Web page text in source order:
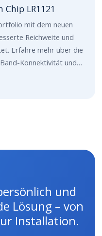
Chip LR1121
mit dem neuen
Reichweite und
Erfahre mehr über die
Konnektivität und…
und
Lösung – von
Installation.